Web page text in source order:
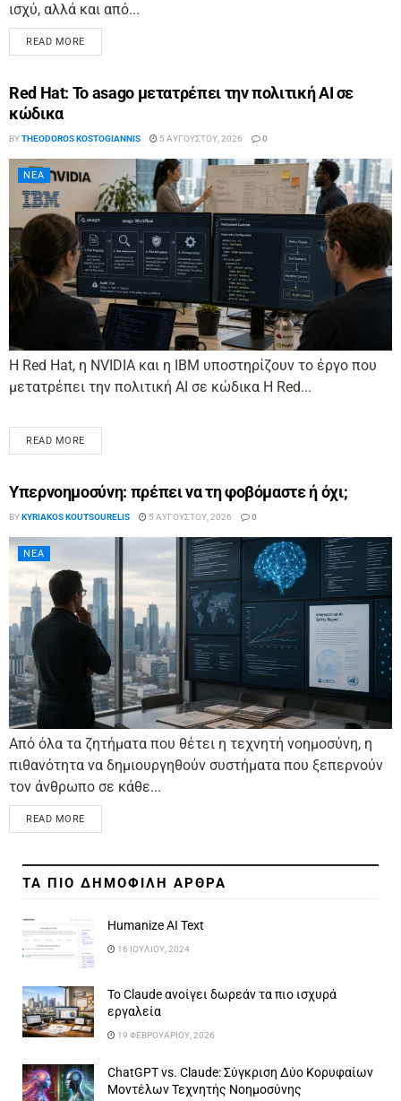
ισχύ, αλλά και από...
READ MORE
Red Hat: Το asago μετατρέπει την πολιτική AI σε
κώδικα
BYTHEODOROS KOSTOGIANNIS 5 ΑΥΓΟΎΣΤΟΥ, 2026 0
ΝΈΑ
Η Red Hat, η NVIDIA και η IBM υποστηρίζουν το έργο που
μετατρέπει την πολιτική AI σε κώδικα Η Red...
READ MORE
Υπερνοημοσύνη: πρέπει να τη φοβόμαστε ή όχι;
BYKYRIAKOS KOUTSOURELIS 5 ΑΥΓΟΎΣΤΟΥ, 2026 0
ΝΈΑ
Από όλα τα ζητήματα που θέτει η τεχνητή νοημοσύνη, η
πιθανότητα να δημιουργηθούν συστήματα που ξεπερνούν
τον άνθρωπο σε κάθε...
READ MORE
ΤΑ ΠΙΟ ΔΗΜΟΦΙΛΗ ΑΡΘΡΑ
Humanize AI Text
16 ΙΟΥΛΊΟΥ, 2024
Το Claude ανοίγει δωρεάν τα πιο ισχυρά
εργαλεία
19 ΦΕΒΡΟΥΑΡΊΟΥ, 2026
ChatGPT vs. Claude: Σύγκριση Δύο Κορυφαίων
Μοντέλων Τεχνητής Νοημοσύνης